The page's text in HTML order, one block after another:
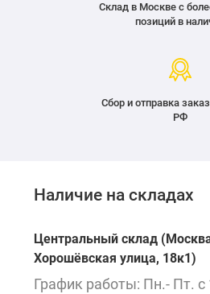
Склад в Москве с
позиций в
Сбор и отправка
РФ
Наличие на складах
Центральный склад
Хорошёвская улица, 18к1)
График работы: Пн.- Пт. с